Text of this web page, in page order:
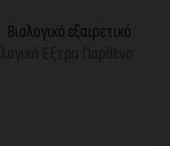
Βιολογικό εξαιρετικό